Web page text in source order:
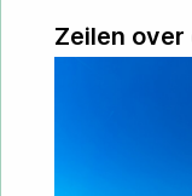
Zeilen over